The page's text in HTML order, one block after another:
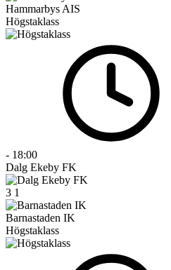
Hammarbys AIS
Högstaklass
- 18:00
Dalg Ekeby FK
3 1
Barnastaden IK
Högstaklass